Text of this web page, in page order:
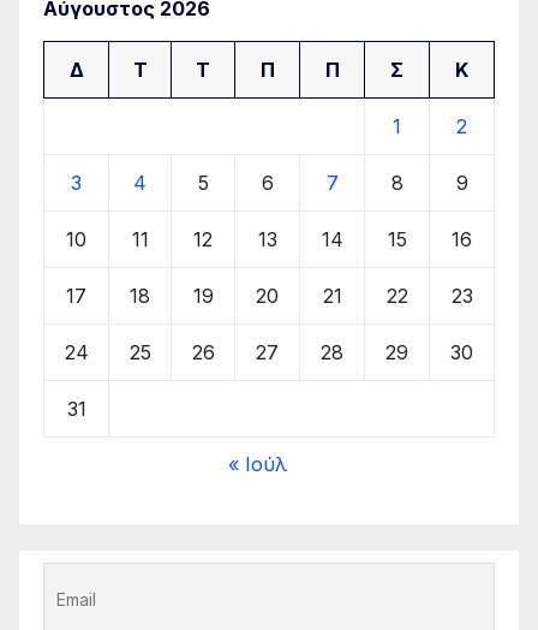
Αύγουστος 2026
Δ Τ Τ Π Π Σ Κ
1 2
3 4 5 6 7 8 9
10 11 12 13 14 15 16
17 18 19 20 21 22 23
24 25 26 27 28 29 30
31
« Ιούλ